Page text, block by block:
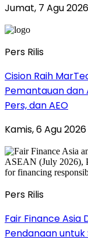
Jumat, 7 Agu
Pers Rilis
Cision Raih
Pemantauan dan
Pers, dan AEO
Kamis, 6 Agu
Pers Rilis
Fair Finance Asia
Pendanaan untuk